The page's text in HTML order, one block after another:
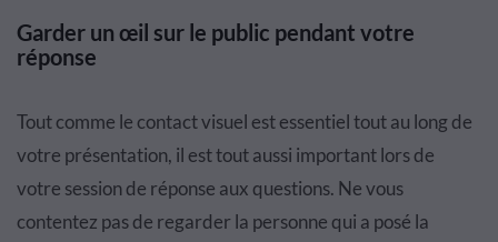
Garder un œil sur le public pendant votre
réponse
Tout comme le contact visuel est essentiel tout au long de
votre présentation, il est tout aussi important lors de
votre session de réponse aux questions. Ne vous
contentez pas de regarder la personne qui a posé la